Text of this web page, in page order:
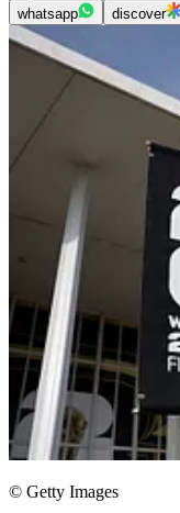
whatsapp discover
© Getty Images